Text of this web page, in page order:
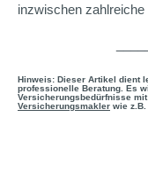
inzwischen
Hinweis: Dieser Artikel dient
professionelle Beratung. Es
Versicherungsbedürfnisse
Versicherungsmakler wie z.B.